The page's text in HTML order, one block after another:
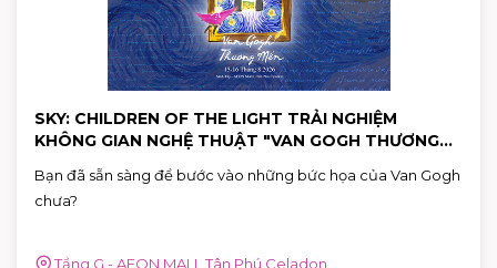
SKY: CHILDREN OF THE LIGHT TRẢI NGHIỆM
KHÔNG GIAN NGHỆ THUẬT "VAN GOGH THƯƠNG
Bạn đã sẵn sàng để bước vào những bức họa của Van Gogh
chưa?
Tầng G - AEON MALL Tân Phú Celadon